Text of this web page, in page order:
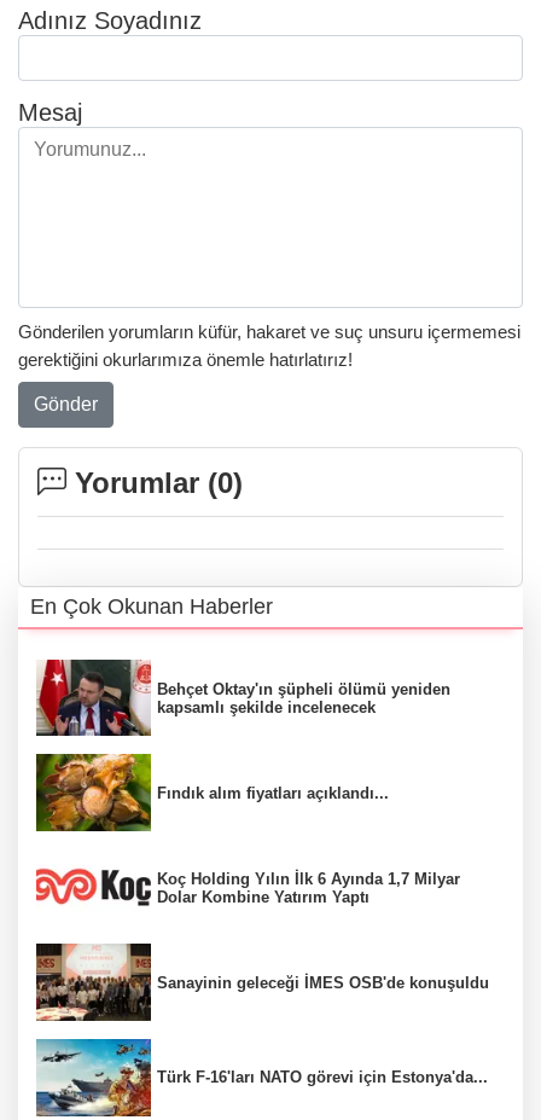
Adınız Soyadınız
Mesaj
Gönderilen yorumların küfür, hakaret ve suç unsuru içermemesi
gerektiğini okurlarımıza önemle hatırlatırız!
Gönder
Yorumlar (0)
En Çok Okunan Haberler
Behçet Oktay'ın şüpheli ölümü yeniden
kapsamlı şekilde incelenecek
Fındık alım fiyatları açıklandı...
Koç Holding Yılın İlk 6 Ayında 1,7 Milyar
Dolar Kombine Yatırım Yaptı
Sanayinin geleceği İMES OSB'de konuşuldu
Türk F-16'ları NATO görevi için Estonya'da...